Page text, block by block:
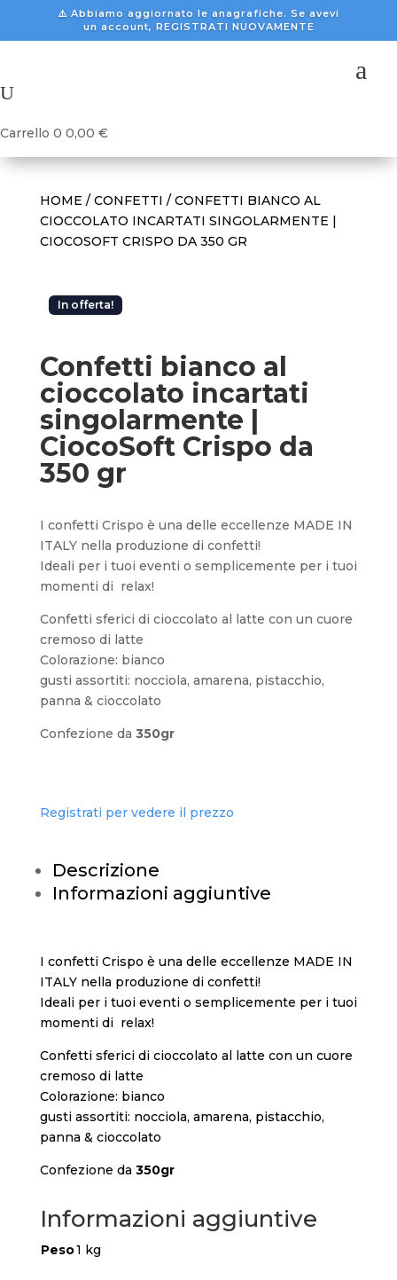
⚠️ Abbiamo aggiornato le anagrafiche. Se avevi
un account, REGISTRATI NUOVAMENTE
a
U
Carrello 0 0,00 €
HOME / CONFETTI / CONFETTI BIANCO AL
CIOCCOLATO INCARTATI SINGOLARMENTE |
CIOCOSOFT CRISPO DA 350 GR
In offerta!
Confetti bianco al
cioccolato incartati
singolarmente |
CiocoSoft Crispo da
350 gr
I confetti Crispo è una delle eccellenze MADE IN
ITALY nella produzione di confetti!
Ideali per i tuoi eventi o semplicemente per i tuoi
momenti di relax!
Confetti sferici di cioccolato al latte con un cuore
cremoso di latte
Colorazione: bianco
gusti assortiti: nocciola, amarena, pistacchio,
panna & cioccolato
Confezione da 350gr
Registrati per vedere il prezzo
Descrizione
Informazioni aggiuntive
I confetti Crispo è una delle eccellenze MADE IN
ITALY nella produzione di confetti!
Ideali per i tuoi eventi o semplicemente per i tuoi
momenti di relax!
Confetti sferici di cioccolato al latte con un cuore
cremoso di latte
Colorazione: bianco
gusti assortiti: nocciola, amarena, pistacchio,
panna & cioccolato
Confezione da 350gr
Informazioni aggiuntive
Peso1 kg